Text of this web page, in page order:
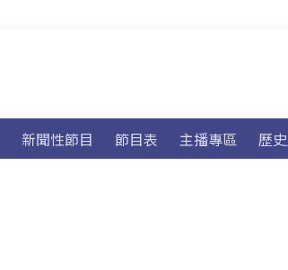
新聞性節目 節目表 主播專區 歷